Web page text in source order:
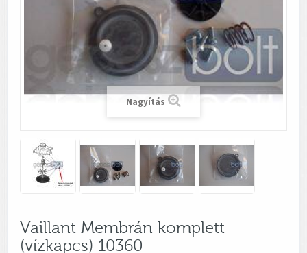
Nagyítás
Vaillant Membrán komplett
(vízkapcs) 10360